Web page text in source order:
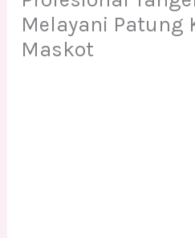
Melayani Patung
Maskot